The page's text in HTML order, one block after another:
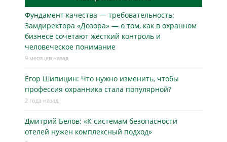
Фундамент качества — требовательность:
Замдиректора «Дозора» — о том, как в охранном
бизнесe сочетают жёсткий контроль и
человеческое понимание
9 месяцев назад
Егор Шипицин: Что нужно изменить, чтобы
профессия охранника стала популярной?
2 года назад
Дмитрий Белов: «К системам безопасности
отелей нужен комплексный подход»